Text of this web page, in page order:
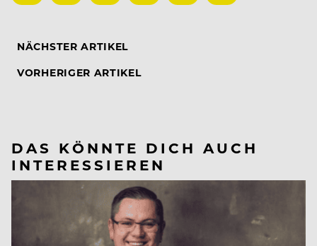
NÄCHSTER ARTIKEL
VORHERIGER ARTIKEL
DAS KÖNNTE DICH AUCH
INTERESSIEREN